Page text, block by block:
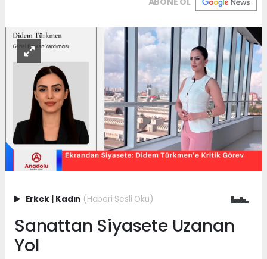
Erkek Kadın (Haberi Sesli Oku)
Sanattan Siyasete Uzanan
Yol